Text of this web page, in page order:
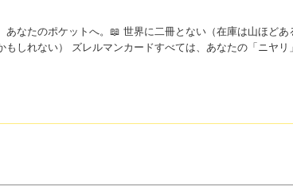
なたのポケットへ。📖 世界に二冊とない（在庫は山ほど
もしれない） ズレルマンカードすべては、あなたの「ニヤ